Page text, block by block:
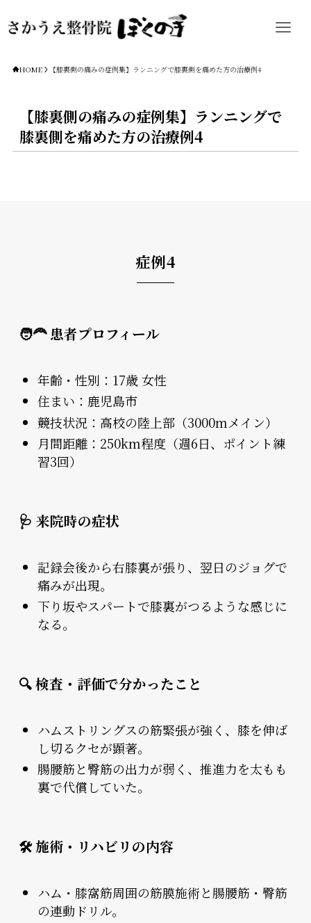
HOME 【膝裏側の痛みの症例集】ランニングで膝裏側を痛めた方の治療例4
【膝裏側の痛みの症例集】ランニングで
膝裏側を痛めた方の治療例4
症例4
🧑‍🦰 患者プロフィール
年齢・性別：17歳 女性
住まい：鹿児島市
競技状況：高校の陸上部（3000mメイン）
月間距離：250km程度（週6日、ポイント練
習3回）
🩺 来院時の症状
記録会後から右膝裏が張り、翌日のジョグで
痛みが出現。
下り坂やスパートで膝裏がつるような感じに
なる。
🔍 検査・評価で分かったこと
ハムストリングスの筋緊張が強く、膝を伸ば
し切るクセが顕著。
腸腰筋と臀筋の出力が弱く、推進力を太もも
裏で代償していた。
🛠 施術・リハビリの内容
ハム・膝窩筋周囲の筋膜施術と腸腰筋・臀筋
の連動ドリル。